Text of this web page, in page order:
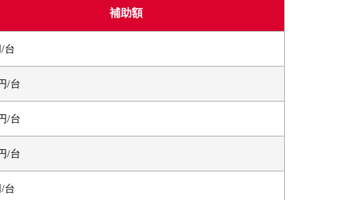
補助額
台
/台
/台
/台
台